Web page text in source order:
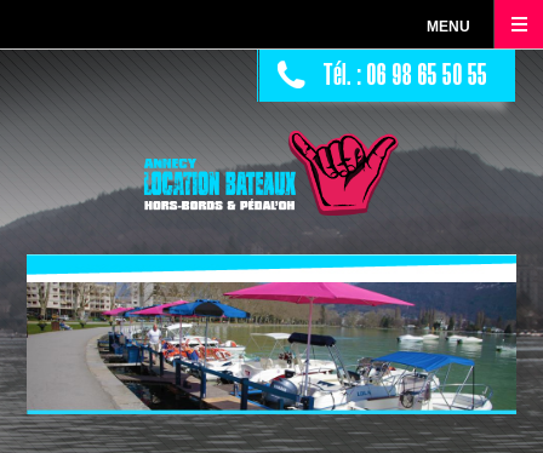
MENU
ACCUEIL
LOCATION BATEAUX
NOS TARIFS
CONTACT